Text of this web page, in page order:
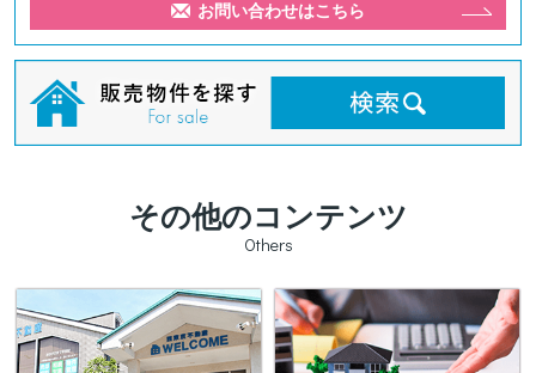
お問い合わせはこちら
その他のコンテンツ
Others